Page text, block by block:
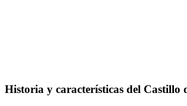
Historia y características del Castillo